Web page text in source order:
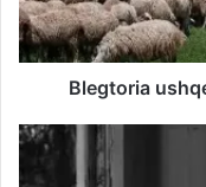
Blegtoria